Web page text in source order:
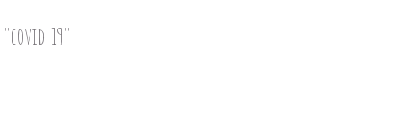
"covid-19"